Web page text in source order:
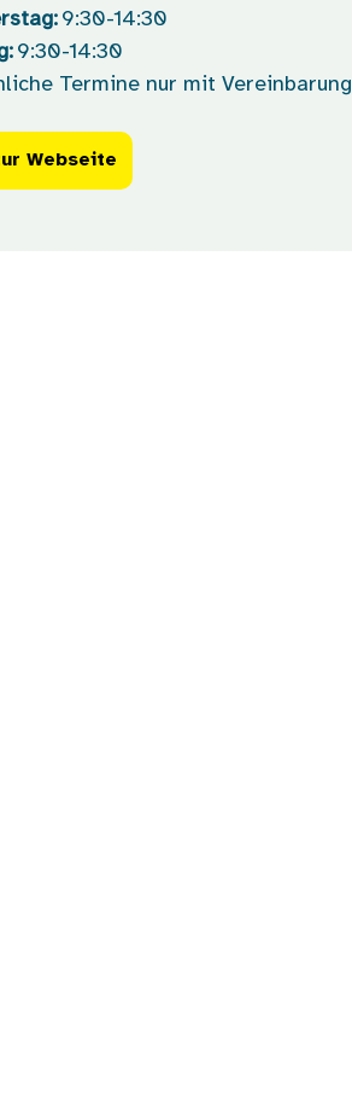
9:30-14:30
9:30-14:30
Termine nur mit Vereinbarung
Webseite